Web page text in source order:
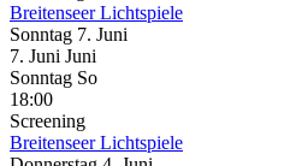
Breitenseer Lichtspiele
Sonntag 7. Juni
7. Juni Juni
Sonntag So
18:00
Screening
Breitenseer Lichtspiele